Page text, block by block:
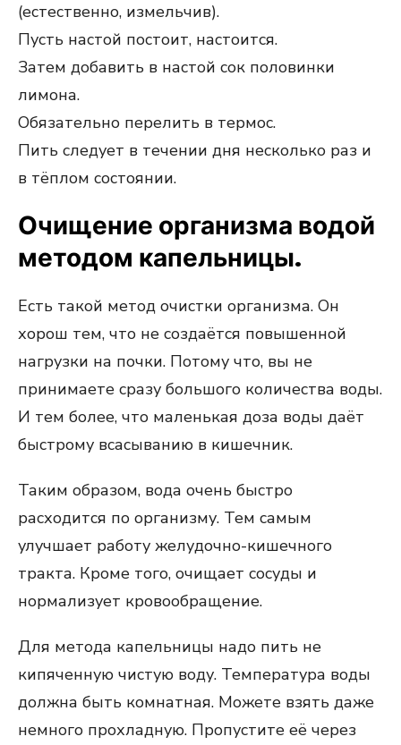
(естественно, измельчив).
Пусть настой постоит, настоится.
Затем добавить в настой сок половинки
лимона.
Обязательно перелить в термос.
Пить следует в течении дня несколько раз и
в тёплом состоянии.
Очищение организма водой
методом капельницы.
Есть такой метод очистки организма. Он
хорош тем, что не создаётся повышенной
нагрузки на почки. Потому что, вы не
принимаете сразу большого количества воды.
И тем более, что маленькая доза воды даёт
быстрому всасыванию в кишечник.
Таким образом, вода очень быстро
расходится по организму. Тем самым
улучшает работу желудочно-кишечного
тракта. Кроме того, очищает сосуды и
нормализует кровообращение.
Для метода капельницы надо пить не
кипяченную чистую воду. Температура воды
должна быть комнатная. Можете взять даже
немного прохладную. Пропустите её через